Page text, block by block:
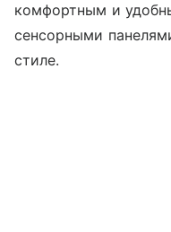
комфортным и
сенсорными
стиле.